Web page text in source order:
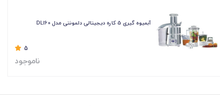
آبمیوه گیری 5 کاره دیجیتالی دلمونتی مدل DL160
5
ناموجود